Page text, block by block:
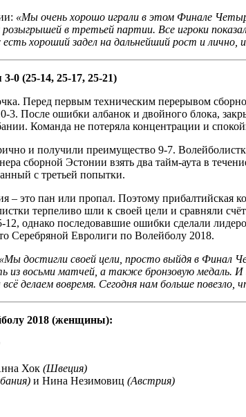
«Мы очень хорошо играли в этом Финале
розыгрышей в третьей партии. Все игроки
хороший задел на дальнейший рост и
0 (25-14, 25-17, 25-21)
Перед первым техническим перерывом
3. После ошибки албанок и двойного блока,
Команда не потеряла концентрации и
и получили преимущество 9-7.
сборной Эстонии взять два тайм-аута в
с третьей попытки.
– это пан или пропал. Поэтому прибалтийская
терпеливо шли к своей цели и сравняли
однако последовавшие ошибки сделали
Серебряной Евролиги по Волейболу 2018.
«Мы достигли своей цели, просто выйдя в Финал
из восьми матчей, а также бронзовую медаль.
делаем вовремя. Сегодня нам больше повезло,
2018 (женщины):
Хок (Швеция)
и Нина Незимовиц (Австрия)